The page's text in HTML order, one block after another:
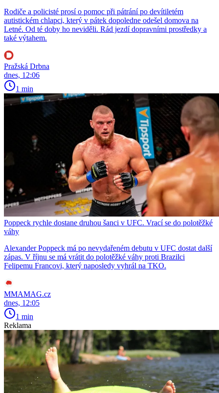
Rodiče a policisté prosí o pomoc při pátrání po devítiletém
autistickém chlapci, který v pátek dopoledne odešel domova na
Letné. Od té doby ho neviděli. Rád jezdí dopravními prostředky a
také výtahem.
Pražská Drbna
dnes, 12:06
1 min
Poppeck rychle dostane druhou šanci v UFC. Vrací se do polotěžké
váhy
Alexander Poppeck má po nevydařeném debutu v UFC dostat další
zápas. V říjnu se má vrátit do polotěžké váhy proti Brazilci
Felipemu Francovi, který naposledy vyhrál na TKO.
MMAMAG.cz
dnes, 12:05
1 min
Reklama